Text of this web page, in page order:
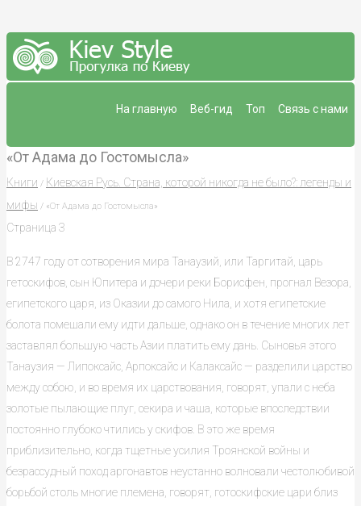
Связь с нами
Топ
Веб-гид
На главную
«От Адама до Гостомысла»
Книги / Киевская Русь. Страна, которой никогда не было?: легенды и
мифы / «От Адама до Гостомысла»
Страница 3
В 2747 году от сотворения мира Танаузий, или Таргитай, царь
гетоскифов, сын Юпитера и дочери реки Борисфен, прогнал Везора,
египетского царя, из Оказии до самого Нила, и хотя египетские
болота помешали ему идти дальше, однако он в течение многих лет
заставлял большую часть Азии платить ему дань. Сыновья этого
Танаузия — Липоксайс, Арпоксайс и Калаксайс — разделили царство
между собою, и во время их царствования, говорят, упали с неба
золотые пылающие плуг, секира и чаша, которые впоследствии
постоянно глубоко чтились у скифов. В это же время
приблизительно, когда тщетные усилия Троянской войны и
безрассудный поход аргонавтов неустанно волновали честолюбивой
борьбой столь многие племена, говорят, готоскифские цари близ